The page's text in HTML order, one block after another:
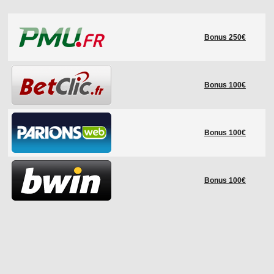
LES STADES
HISTORIQUE
COUPE DES CONFÉDÉRATIONS
Bonus 250€
Bonus 100€
Bonus 100€
Bonus 100€